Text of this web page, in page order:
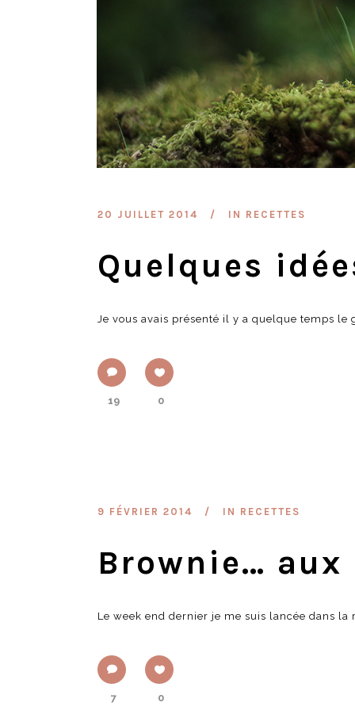
20 JUILLET 2014 IN RECETTES
Quelques
Je vous avais présenté il y a quelque temps
19 0
9 FÉVRIER 2014 IN RECETTES
Brownie…
Le week end dernier je me suis lancée dans
7 0